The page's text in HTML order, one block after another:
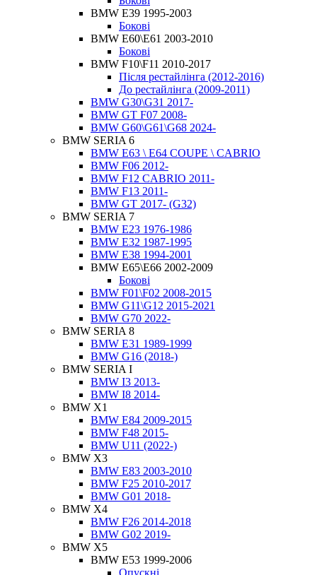
BMW E39 1995-2003
Бокові
BMW E60\E61 2003-2010
Бокові
BMW F10\F11 2010-2017
Після рестайлінга (2012-2016)
До рестайлінга (2009-2011)
BMW G30\G31 2017-
BMW GT F07 2008-
BMW G60\G61\G68 2024-
BMW SERIA 6
BMW E63 \ E64 COUPE \ CABRIO
BMW F06 2012-
BMW F12 CABRIO 2011-
BMW F13 2011-
BMW GT 2017- (G32)
BMW SERIA 7
BMW E23 1976-1986
BMW E32 1987-1995
BMW E38 1994-2001
BMW E65\E66 2002-2009
Бокові
BMW F01\F02 2008-2015
BMW G11\G12 2015-2021
BMW G70 2022-
BMW SERIA 8
BMW E31 1989-1999
BMW G16 (2018-)
BMW SERIA I
BMW I3 2013-
BMW I8 2014-
BMW X1
BMW E84 2009-2015
BMW F48 2015-
BMW U11 (2022-)
BMW X3
BMW E83 2003-2010
BMW F25 2010-2017
BMW G01 2018-
BMW X4
BMW F26 2014-2018
BMW G02 2019-
BMW X5
BMW E53 1999-2006
Опускні